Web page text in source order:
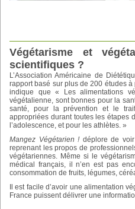
Végétarisme et
scientifiques ?
L’Association Américaine de
rapport basé sur plus de 200 études
indique que « Les alimentations
végétalienne, sont bonnes pour la
santé, pour la prévention et le
appropriées durant toutes les étapes
l’adolescence, et pour les athlètes. »
Mangez Végétarien ! déplore de
reprenant les propos de
végétariennes. Même si le
médical français, il n’en est pas
consommation de fruits, légumes,
Il est facile d’avoir une alimentation
France puissent délivrer une